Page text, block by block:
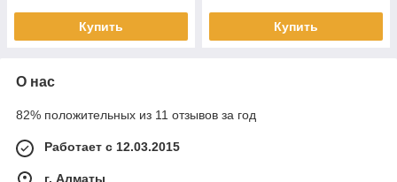
Купить Купить
О нас
82% положительных из 11 отзывов за год
Работает с 12.03.2015
г. Алматы